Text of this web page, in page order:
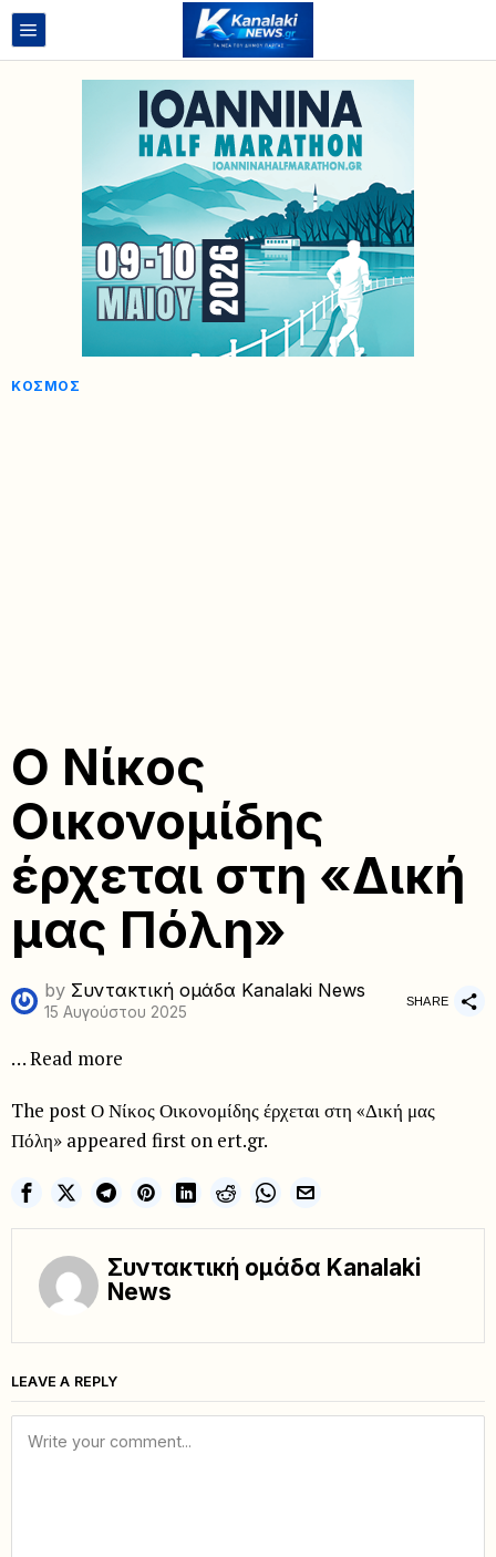
ΚΌΣΜΟΣ
Ο Νίκος
Οικονομίδης
έρχεται στη «Δική
μας Πόλη»
by Συντακτική ομάδα Kanalaki News
15 Αυγούστου 2025
SHARE
… Read more
The post Ο Νίκος Οικονομίδης έρχεται στη «Δική μας
Πόλη» appeared first on ert.gr.
Συντακτική ομάδα Kanalaki
News
LEAVE A REPLY